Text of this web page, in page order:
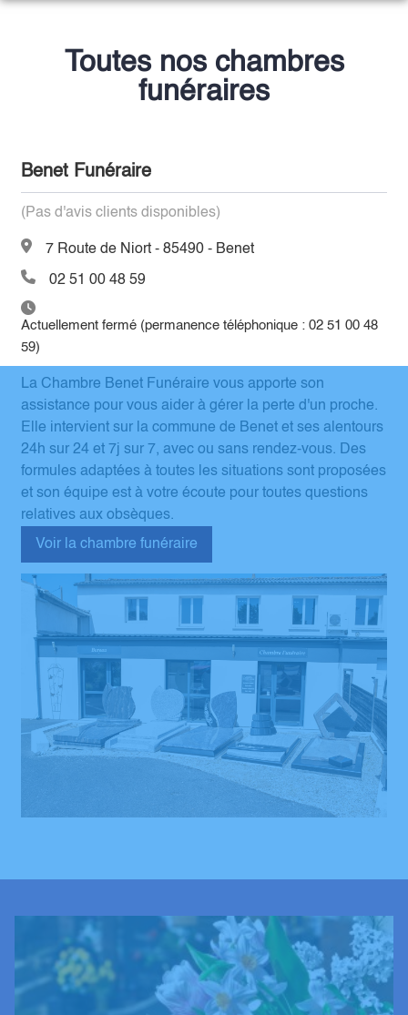
ORGANISER DES OBSÈQUES
MONUMENTS FUNÉRAIRES
SERVICES AUX FAMILLES
NOTRE AGENCE
NOTRE CHAMBRE FUNERAIRE
Toutes nos chambres
funéraires
Benet Funéraire
(Pas d'avis clients disponibles)
7 Route de Niort - 85490 - Benet
02 51 00 48 59
Actuellement fermé (permanence téléphonique : 02 51 00 48
59)
La Chambre Benet Funéraire vous apporte son
assistance pour vous aider à gérer la perte d'un proche.
Elle intervient sur la commune de Benet et ses alentours
24h sur 24 et 7j sur 7, avec ou sans rendez-vous. Des
formules adaptées à toutes les situations sont proposées
et son équipe est à votre écoute pour toutes questions
relatives aux obsèques.
Voir la chambre funéraire